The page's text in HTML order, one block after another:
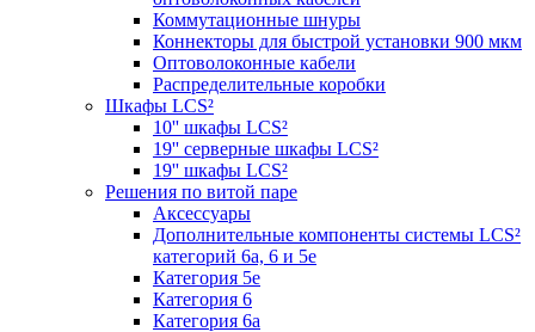
Коммутационные шнуры
Коннекторы для быстрой установки 900 мкм
Оптоволоконные кабели
Распределительные коробки
Шкафы LCS²
10'' шкафы LCS²
19'' серверные шкафы LCS²
19'' шкафы LCS²
Решения по витой паре
Аксессуары
Дополнительные компоненты системы LCS²
категорий 6a, 6 и 5e
Категория 5е
Категория 6
Категория 6а